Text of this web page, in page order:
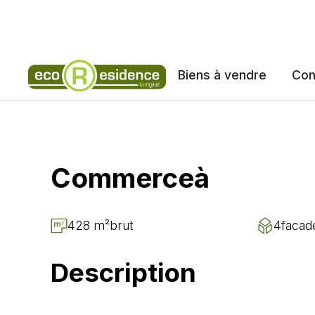
Biens à vendre
Option
Commerceà
428 m²brut 4
Description